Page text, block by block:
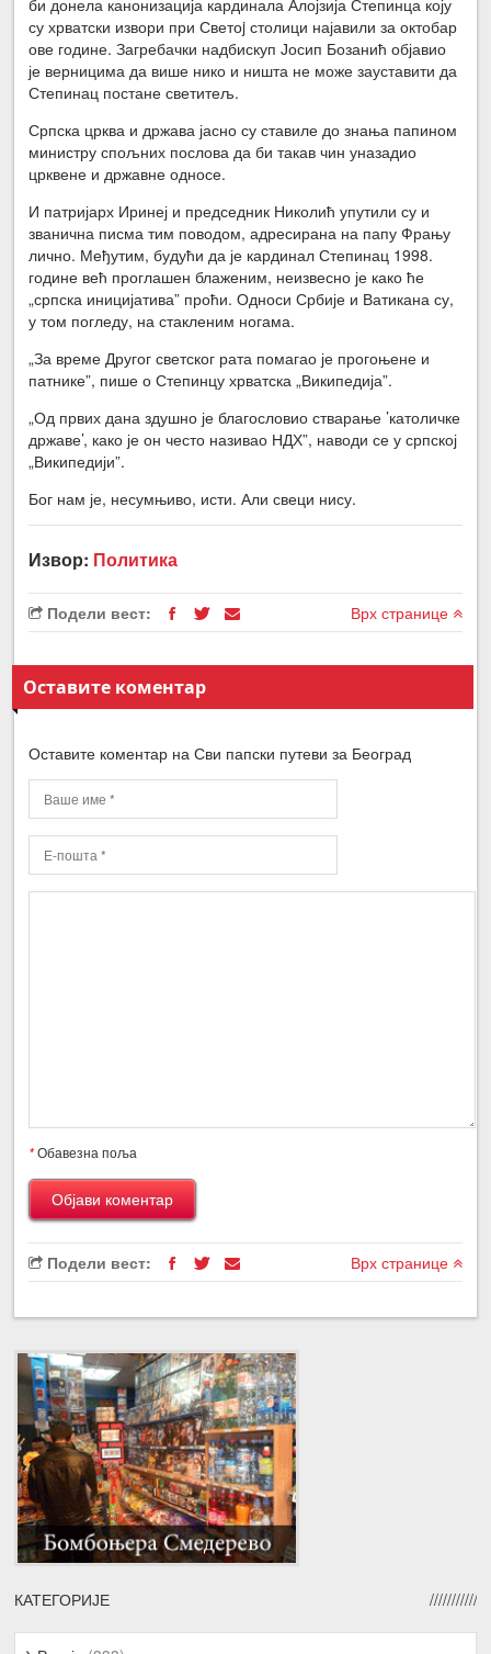
су хрватски извори при Светоj столици најавили за октобар
ове године. Загребачки надбискуп Јосип Бозанић објавио
је верницима да више нико и ништа не може зауставити да
Степинац постане светитељ.
Српска црква и држава јасно су ставиле до знања папином
министру спољних послова да би такав чин уназадио
црквене и државне односе.
И патријарх Иринеј и председник Николић упутили су и
званична писма тим поводом, адресирана на папу Фрању
лично. Међутим, будући да је кардинал Степинац 1998.
године већ проглашен блаженим, неизвесно је како ће
„српска иницијатива” проћи. Односи Србије и Ватикана су,
у том погледу, на стакленим ногама.
„За време Другог светског рата помагао је прогоњене и
патнике”, пише о Степинцу хрватска „Википедија”.
„Од првих дана здушно је благословио стварање ’католичке
државе’, како је он често називао НДХ”, наводи се у српској
„Википедији”.
Бог нам је, несумњиво, исти. Али свеци нису.
Извор: Политика
Подели вест: Врх странице
Оставите коментар
Оставите коментар на Сви папски путеви за Београд
*Обавезна поља
Подели вест: Врх странице
КАТЕГОРИЈЕ